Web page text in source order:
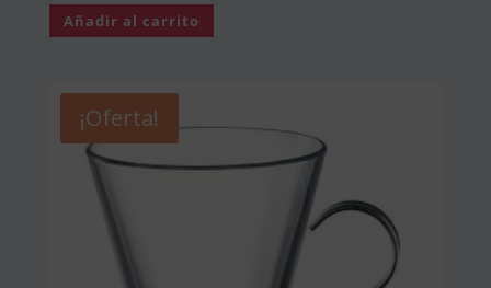
era:
110,05€.93,82€.
Añadir al carrito
¡Oferta!